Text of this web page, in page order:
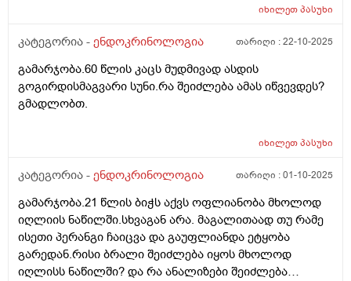
პირველ ანალიზ ზოგი მეუბნება არ იყო საჭირო
იხილეთპასუხი
კატეგორია - ენდოკრინოლოგია თარიღი :22-10-2025
გამარჯობა.60 წლის კაცს მუდმივად ასდის
გოგირდისმაგვარი სუნი.რა შეიძლება ამას იწვევდეს?
გმადლობთ.
იხილეთპასუხი
კატეგორია - ენდოკრინოლოგია თარიღი :01-10-2025
გამარჯობა.21 წლის ბიჭს აქვს ოფლიანობა მხოლოდ
იღლიის ნაწილში.სხვაგან არა. მაგალითაად თუ რამე
ისეთი პერანგი ჩაიცვა და გაუფლიანდა ეტყობა
გარედან.რისი ბრალი შეიძლება იყოს მხოლოდ
იღლისს ნაწილში? და რა ანალიზები შეიძლება